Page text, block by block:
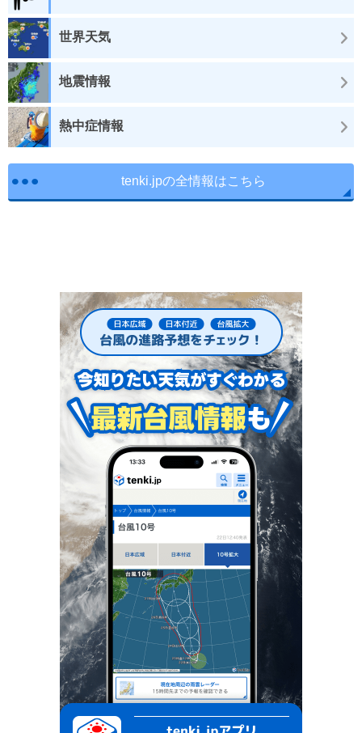
世界天気
地震情報
熱中症情報
tenki.jpの全情報はこちら